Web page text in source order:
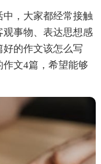
，大家都经常接触
事物、表达思想感
的作文该怎么写
文4篇，希望能够